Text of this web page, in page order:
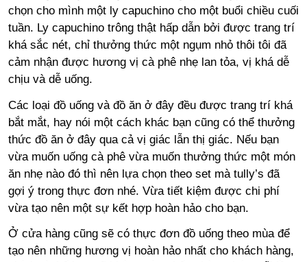
chọn cho mình một ly capuchino cho một buổi chiều cuối
tuần. Ly capuchino trông thật hấp dẫn bởi được trang trí
khá sắc nét, chỉ thưởng thức một ngụm nhỏ thôi tôi đã
cảm nhận được hương vị cà phê nhẹ lan tỏa, vị khá dễ
chịu và dễ uống.
Các loại đồ uống và đồ ăn ở đây đều được trang trí khá
bắt mắt, hay nói một cách khác bạn cũng có thể thưởng
thức đồ ăn ở đây qua cả vị giác lẫn thị giác. Nếu bạn
vừa muốn uống cà phê vừa muốn thưởng thức một món
ăn nhẹ nào đó thì nên lựa chọn theo set mà tully’s đã
gợi ý trong thực đơn nhé. Vừa tiết kiệm được chi phí
vừa tạo nên một sự kết hợp hoàn hảo cho bạn.
Ở cửa hàng cũng sẽ có thực đơn đồ uống theo mùa để
tạo nên những hương vị hoàn hảo nhất cho khách hàng,